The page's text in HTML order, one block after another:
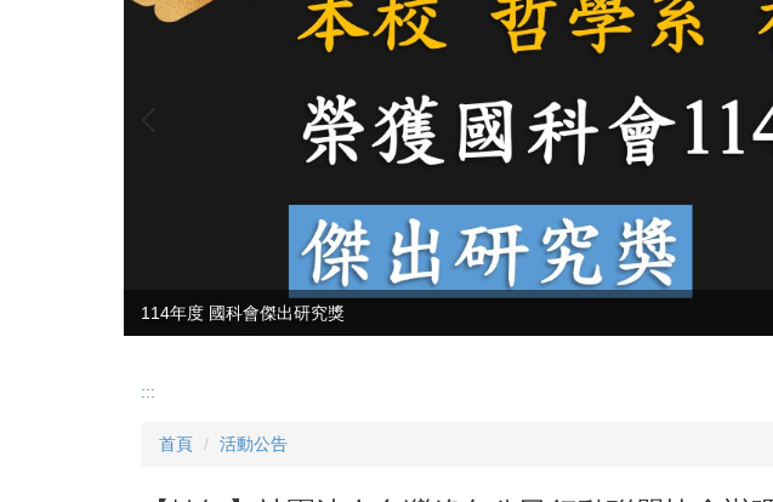
114年度 國科會傑出研究獎
:::
首頁 活動公告